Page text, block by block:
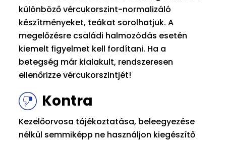
különböző vércukorszint-normalizáló
készítményeket, teákat sorolhatjuk. A
megelőzésre családi halmozódás esetén
kiemelt figyelmet kell fordítani. Ha a
betegség már kialakult, rendszeresen
ellenőrizze vércukorszintjét!
Kontra
Kezelőorvosa tájékoztatása, beleegyezése
nélkül semmiképp ne használjon kiegészítő